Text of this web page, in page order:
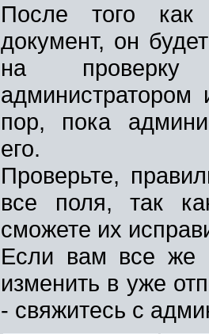
После того как
документ, он
на
пор, пока
его.
Проверьте,
все поля, так
сможете их
Если вам все же
изменить в уже
- свяжитесь с